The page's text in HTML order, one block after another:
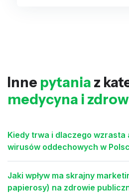
Inne pytania z
medycyna i
Kiedy trwa i dlaczego wzrasta
wirusów oddechowych w
Jaki wpływ ma skrajny
papierosy) na zdrowie